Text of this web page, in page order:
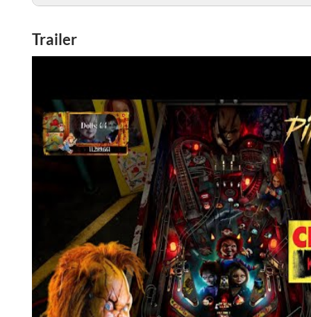
Trailer